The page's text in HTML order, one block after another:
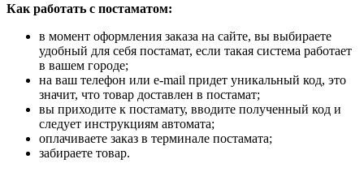
Как работать с постаматом:
в момент оформления заказа на сайте, вы выбираете
удобный для себя постамат, если такая система работает
в вашем городе;
на ваш телефон или e-mail придет уникальный код, это
значит, что товар доставлен в постамат;
вы приходите к постамату, вводите полученный код и
следует инструкциям автомата;
оплачиваете заказ в терминале постамата;
забираете товар.